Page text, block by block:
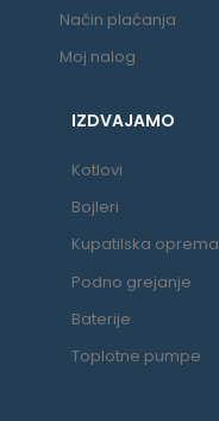
Način plaćanja
Moj nalog
IZDVAJAMO
Kotlovi
Bojleri
Kupatilska oprema
Podno grejanje
Baterije
Toplotne pumpe